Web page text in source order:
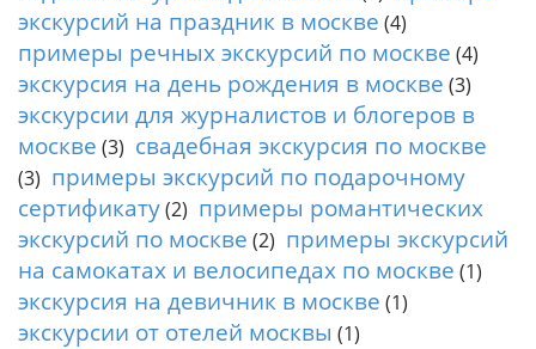
а
д
и
у
с
экскурсий на праздник в москве (4)
примеры речных экскурсий по москве (4)
экскурсия на день рождения в москве (3)
экскурсии для журналистов и блогеров в
москве (3) свадебная экскурсия по москве
(3) примеры экскурсий по подарочному
сертификату(2) примеры романтических
экскурсий по москве (2) примеры экскурсий
на самокатах и велосипедах по москве (1)
экскурсия на девичник в москве (1)
экскурсии от отелей москвы (1)